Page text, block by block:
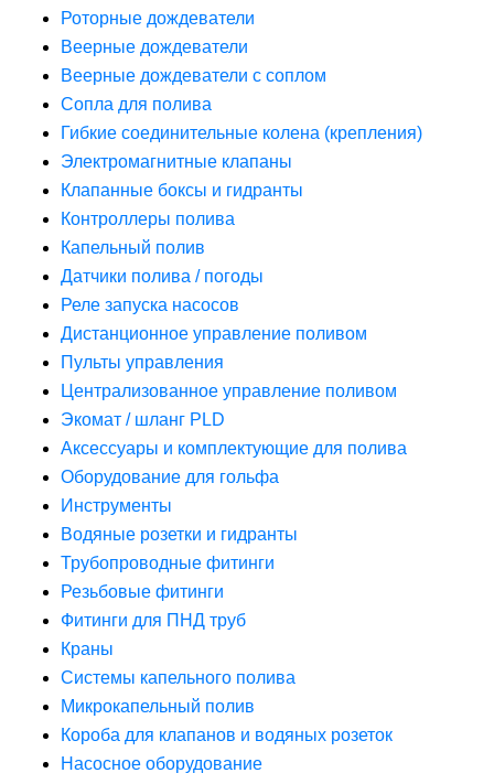
Роторные дождеватели
Веерные дождеватели
Веерные дождеватели с соплом
Сопла для полива
Гибкие соединительные колена (крепления)
Электромагнитные клапаны
Клапанные боксы и гидранты
Контроллеры полива
Капельный полив
Датчики полива / погоды
Реле запуска насосов
Дистанционное управление поливом
Пульты управления
Централизованное управление поливом
Экомат / шланг PLD
Аксессуары и комплектующие для полива
Оборудование для гольфа
Инструменты
Водяные розетки и гидранты
Трубопроводные фитинги
Резьбовые фитинги
Фитинги для ПНД труб
Краны
Системы капельного полива
Микрокапельный полив
Короба для клапанов и водяных розеток
Насосное оборудование